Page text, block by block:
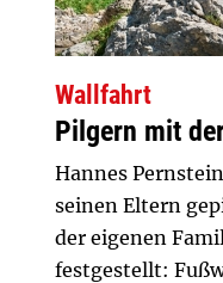
Wallfahrt
Pilgern mit
Hannes
seinen Eltern
der eigenen
festgestellt: